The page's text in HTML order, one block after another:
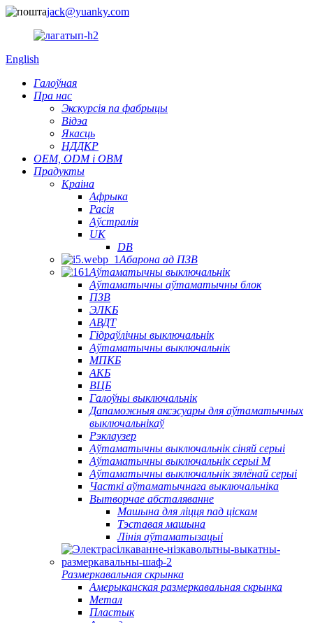
jack@yuanky.com
English
Галоўная
Пра нас
Экскурсія па фабрыцы
Відэа
Якасць
НДДКР
OEM, ODM і OBM
Прадукты
Краіна
Афрыка
Расія
Аўстралія
UK
DB
Абарона ад ПЗВ
Аўтаматычны выключальнік
Аўтаматычны аўтаматычны блок
ПЗВ
ЭЛКБ
АВДТ
Гідраўлічны выключальнік
Аўтаматычны выключальнік
МПКБ
АКБ
ВЦБ
Галоўны выключальнік
Дапаможныя аксэсуары для аўтаматычных
выключальнікаў
Рэклаузер
Аўтаматычны выключальнік сіняй серыі
Аўтаматычны выключальнік серыі M
Аўтаматычны выключальнік зялёнай серыі
Часткі аўтаматычнага выключальніка
Вытворчае абсталяванне
Машына для ліцця пад ціскам
Тэставая машына
Лінія аўтаматызацыі
Размеркавальная скрынка
Амерыканская размеркавальная скрынка
Метал
Пластык